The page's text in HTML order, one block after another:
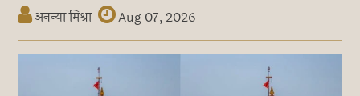
अनन्या मिश्रा Aug 07, 2026